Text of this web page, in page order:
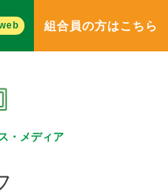
・ メディア
組合員の方はこちら